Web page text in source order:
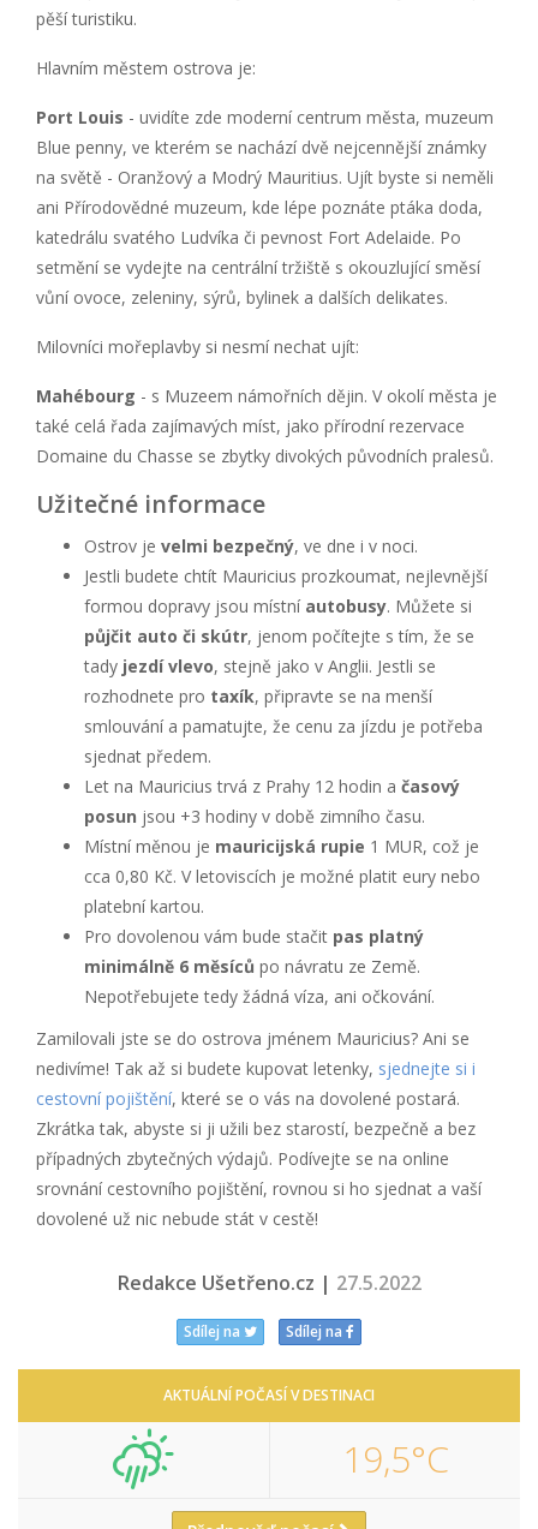
pěší turistiku.
Hlavním městem ostrova je:
Port Louis - uvidíte zde moderní centrum města, muzeum
Blue penny, ve kterém se nachází dvě nejcennější známky
na světě - Oranžový a Modrý Mauritius. Ujít byste si neměli
ani Přírodovědné muzeum, kde lépe poznáte ptáka doda,
katedrálu svatého Ludvíka či pevnost Fort Adelaide. Po
setmění se vydejte na centrální tržiště s okouzlující směsí
vůní ovoce, zeleniny, sýrů, bylinek a dalších delikates.
Milovníci mořeplavby si nesmí nechat ujít:
Mahébourg - s Muzeem námořních dějin. V okolí města je
také celá řada zajímavých míst, jako přírodní rezervace
Domaine du Chasse se zbytky divokých původních pralesů.
Užitečné informace
Ostrov je velmi bezpečný, ve dne i v noci.
Jestli budete chtít Mauricius prozkoumat, nejlevnější
formou dopravy jsou místní autobusy. Můžete si
půjčit auto či skútr, jenom počítejte s tím, že se
tady jezdí vlevo, stejně jako v Anglii. Jestli se
rozhodnete pro taxík, připravte se na menší
smlouvání a pamatujte, že cenu za jízdu je potřeba
sjednat předem.
Let na Mauricius trvá z Prahy 12 hodin a časový
posun jsou +3 hodiny v době zimního času.
Místní měnou je mauricijská rupie 1 MUR, což je
cca 0,80 Kč. V letoviscích je možné platit eury nebo
platební kartou.
Pro dovolenou vám bude stačit pas platný
minimálně 6 měsíců po návratu ze Země.
Nepotřebujete tedy žádná víza, ani očkování.
Zamilovali jste se do ostrova jménem Mauricius? Ani se
nedivíme! Tak až si budete kupovat letenky, sjednejte si i
cestovní pojištění, které se o vás na dovolené postará.
Zkrátka tak, abyste si ji užili bez starostí, bezpečně a bez
případných zbytečných výdajů. Podívejte se na online
srovnání cestovního pojištění, rovnou si ho sjednat a vaší
dovolené už nic nebude stát v cestě!
Redakce Ušetřeno.cz | 27.5.2022
Sdílej na Sdílej na
AKTUÁLNÍ POČASÍ V DESTINACI
19,5°C